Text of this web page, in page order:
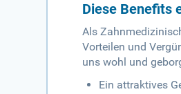
Diese Benefits
Als
Vorteilen und
uns wohl und
Ein attraktives